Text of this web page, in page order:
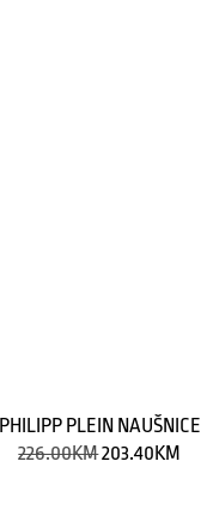
PHILIPP PLEIN NAUŠNICE
226.00KM203.40 KM